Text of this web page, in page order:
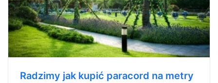
Radzimy jak kupić paracord na metry